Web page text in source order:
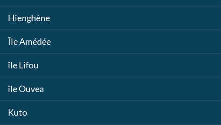
Hienghène
Île Amédée
île Lifou
île Ouvea
Kuto